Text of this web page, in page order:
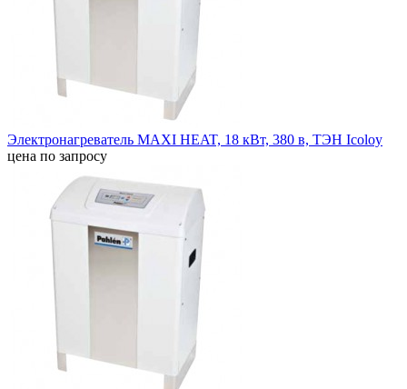
Электронагреватель MAXI HEAT, 18 кВт, 380 в, ТЭН Icoloy
цена по запросу